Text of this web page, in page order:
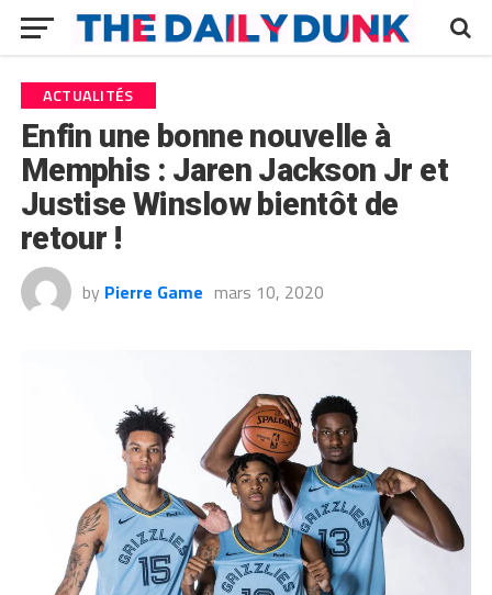
ACTUALITÉS
Enfin une bonne nouvelle à
Memphis : Jaren Jackson Jr et
Justise Winslow bientôt de
retour !
by Pierre Game mars 10, 2020